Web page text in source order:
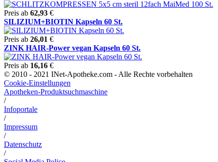
Preis ab 62,93 €
SILIZIUM+BIOTIN Kapseln 60 St.
Preis ab 26,01 €
ZINK HAIR-Power vegan Kapseln 60 St.
Preis ab 16,16 €
© 2010 - 2021 INet-Apotheke.com - Alle Rechte vorbehalten
Cookie-Einstellungen
Apotheken-Produktsuchmaschine
/
Infoportale
/
Impressum
/
Datenschutz
/